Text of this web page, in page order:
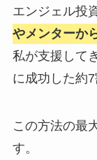
エンジェル投
やメンターか
私が支援して
に成功した約7
この方法の最
す。